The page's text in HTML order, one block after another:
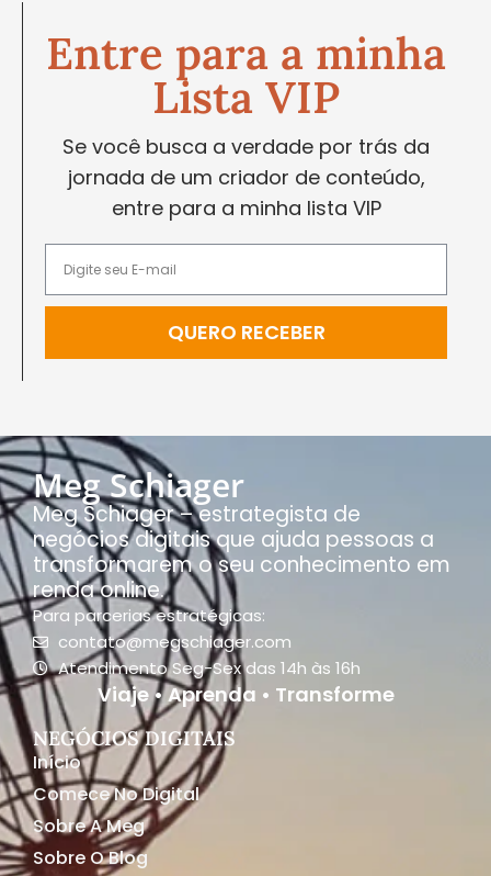
Entre para a minha
Lista VIP
Se você busca a verdade por trás da
jornada de um criador de conteúdo,
entre para a minha lista VIP
QUERO RECEBER
Meg Schiager
Meg Schiager – estrategista de
negócios digitais que ajuda pessoas a
transformarem o seu conhecimento em
renda online.
Para parcerias estratégicas:
contato@megschiager.com
Atendimento Seg-Sex das 14h às 16h
Viaje • Aprenda • Transforme
NEGÓCIOS DIGITAIS
Início
Comece No Digital
Sobre A Meg
Sobre O Blog